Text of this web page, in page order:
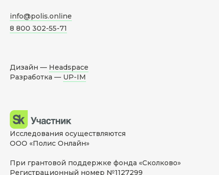
info@polis.online
8 800 302-55-71
Дизайн — Headspace
Разработка — UP-IM
Исследования осуществляются
ООО «Полис Онлайн»
При грантовой поддержке фонда «Сколково»
Регистрационный номер №1127299